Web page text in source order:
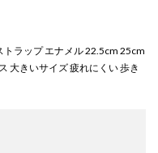
トラップ エナメル 22.5cm 25cm
大きいサイズ 疲れにくい 歩き